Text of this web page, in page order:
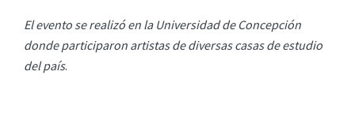
El evento se realizó en la Universidad de Concepción
donde participaron artistas de diversas casas de estudio
del país.